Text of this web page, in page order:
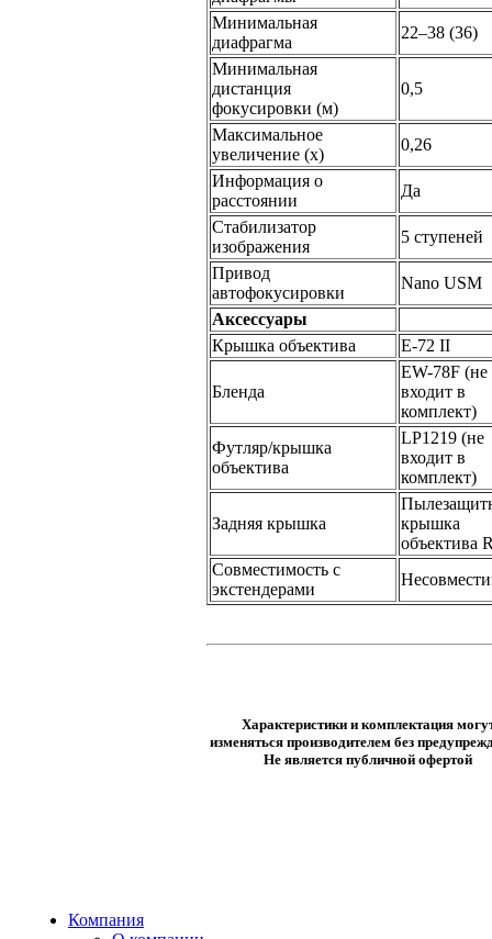
Минимальная
диафрагма
22–38 (36)
Минимальная
дистанция
фокусировки (м)
0,5
Максимальное
увеличение (x)
0,26
Информация о
расстоянии
Да
Стабилизатор
изображения
5 ступеней
Привод
автофокусировки
Nano USM
Аксессуары
Крышка объектива
E-72 II
Бленда
EW-78F (не
входит в
комплект)
Футляр/крышка
объектива
LP1219 (не
входит в
комплект)
Задняя крышка
крышка
объектива
Совместимость с
экстендерами
Характеристики и комплектация
изменяться производителем без
Не является публичной офертой
Компания